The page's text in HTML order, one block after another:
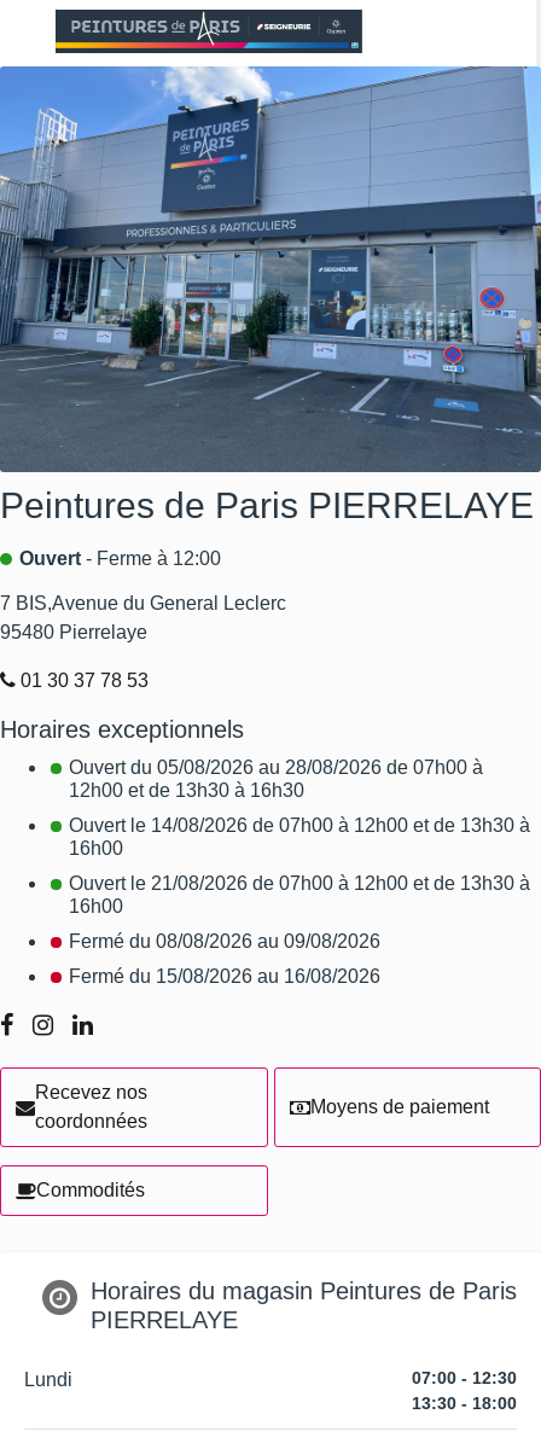
Peintures de Paris PIERRELAYE
Ouvert - Ferme à 12:00
7 BIS,Avenue du General Leclerc
95480 Pierrelaye
01 30 37 78 53
Horaires exceptionnels
Ouvert du 05/08/2026 au 28/08/2026 de 07h00 à
12h00 et de 13h30 à 16h30
Ouvert le 14/08/2026 de 07h00 à 12h00 et de 13h30 à
16h00
Ouvert le 21/08/2026 de 07h00 à 12h00 et de 13h30 à
16h00
Fermé du 08/08/2026 au 09/08/2026
Fermé du 15/08/2026 au 16/08/2026
Recevez nos
coordonnées
Moyens de paiement
Commodités
Horaires du magasin Peintures de Paris
PIERRELAYE
Lundi
07:00 - 12:30
13:30 - 18:00